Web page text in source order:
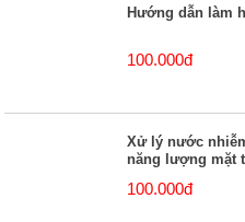
Hướng dẫn làm
100.000đ
Xử lý nước
năng lượng mặt
100.000đ